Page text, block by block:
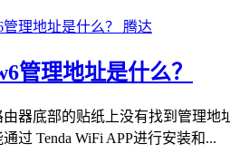
腾达
管理地址是什么？
由器底部的贴纸上没有找到管理地
过 Tenda WiFi APP进行安装和...